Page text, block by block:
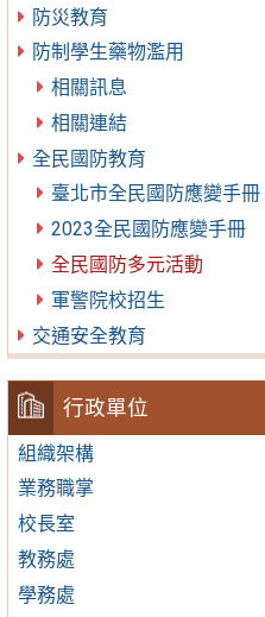
防災教育
防制學生藥物濫用
相關訊息
相關連結
全民國防教育
臺北市全民國防應變手冊
2023全民國防應變手冊
全民國防多元活動
軍警院校招生
交通安全教育
行政單位
組織架構
業務職掌
校長室
教務處
學務處